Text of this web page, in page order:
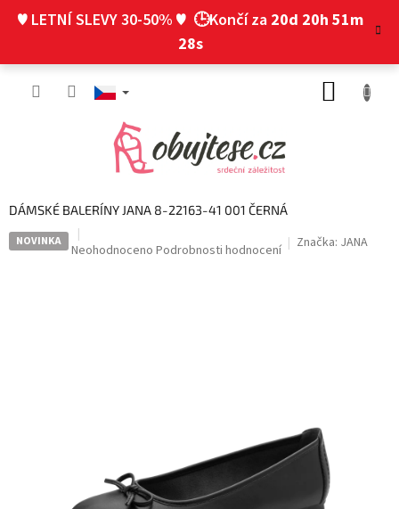
♥ LETNÍ SLEVY 30-50% ♥ 🕒Končí za 20d 20h 51m
27s
DÁMSKÉ BALERÍNY JANA 8-22163-41 001 ČERNÁ
NOVINKA
Průměrné
Neohodnoceno Podrobnosti hodnocení Značka: JANA